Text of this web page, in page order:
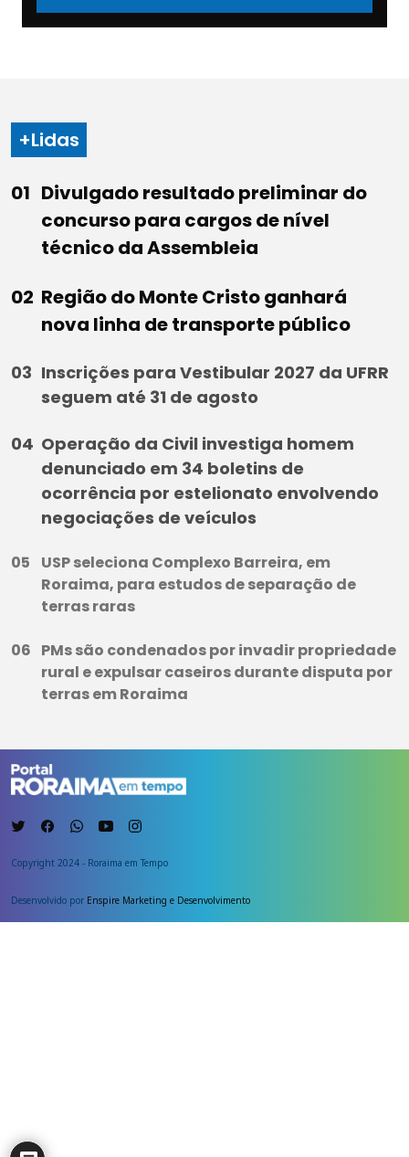
+Lidas
Divulgado resultado preliminar do
concurso para cargos de nível
técnico da Assembleia
Região do Monte Cristo ganhará
nova linha de transporte público
Inscrições para Vestibular 2027 da UFRR
seguem até 31 de agosto
Operação da Civil investiga homem
denunciado em 34 boletins de
ocorrência por estelionato envolvendo
negociações de veículos
USP seleciona Complexo Barreira, em
Roraima, para estudos de separação de
terras raras
PMs são condenados por invadir propriedade
rural e expulsar caseiros durante disputa por
terras em Roraima
Copyright 2024 - Roraima em Tempo
Desenvolvido por Enspire Marketing e Desenvolvimento